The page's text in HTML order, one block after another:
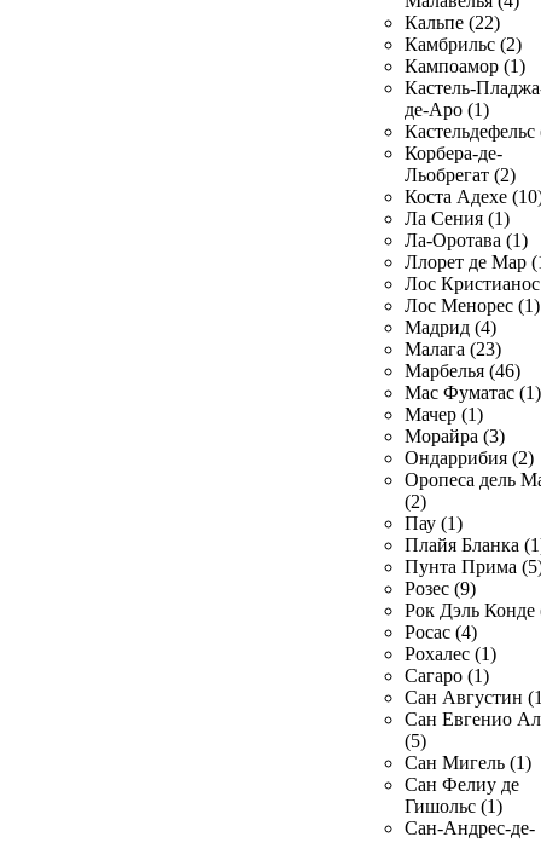
Кальпе (22)
Камбрильс (2)
Кампоамор (1)
Кастель-
де-Аро (1)
Кастельдефельс
Корбера-де-
Льобрегат (2)
Коста Адехе
Ла Сения (1)
Ла-Оротава (1)
Ллорет де Мар
Лос
Лос Менорес (1)
Мадрид (4)
Малага (23)
Марбелья (46)
Мас Фуматас (1)
Мачер (1)
Морайра (3)
Ондаррибия (2)
Оропеса дель
(2)
Пау (1)
Плайя Бланка
Пунта Прима
Розес (9)
Рок Дэль Конде
Росас (4)
Рохалес (1)
Сагаро (1)
Сан Августин
Сан Евгенио
(5)
Сан Мигель (1)
Сан Фелиу де
Гишольс (1)
Сан-Андрес-де-